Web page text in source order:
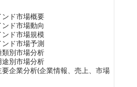
ンド市場概要
ンド市場動向
ンド市場規模
ンド市場予測
類別市場分析
途別市場分析
要企業分析(企業情報、売上、市場